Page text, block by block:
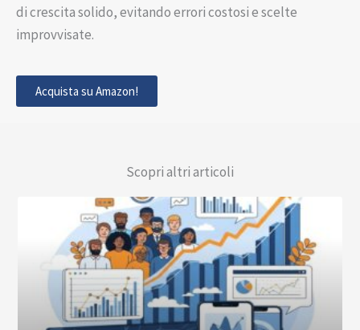
di crescita solido, evitando errori costosi e scelte
improvvisate.
Acquista su Amazon!
Scopri altri articoli